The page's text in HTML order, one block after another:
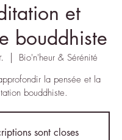
et
bouddhiste
  |
Bio'n'heur & Sérénité
la pensée et la
bouddhiste.
sont closes